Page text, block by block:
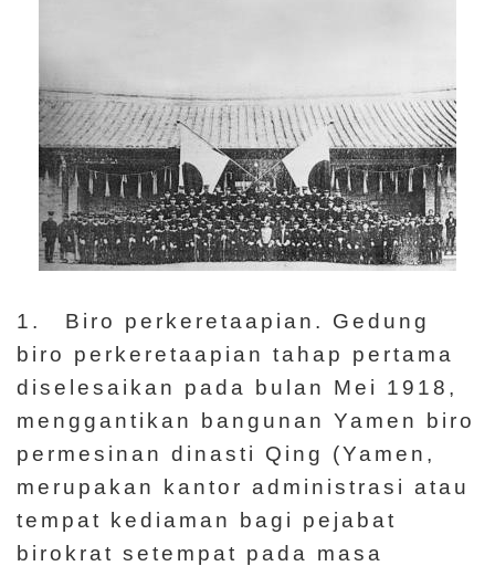
d
a
n
1. Biro perkeretaapian. Gedung
biro perkeretaapian tahap pertama
diselesaikan pada bulan Mei 1918,
menggantikan bangunan Yamen biro
permesinan dinasti Qing (Yamen,
merupakan kantor administrasi atau
tempat kediaman bagi pejabat
birokrat setempat pada masa